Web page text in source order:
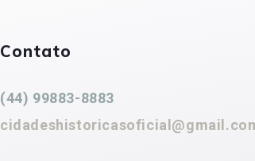
Contato
(44) 99883-8883